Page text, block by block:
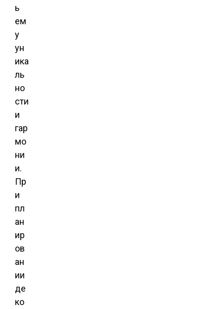
ь
ем
у
ун
ика
ль
но
сти
и
гар
мо
ни
и.
Пр
и
пл
ан
ир
ов
ан
ии
де
ко